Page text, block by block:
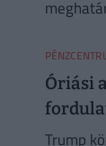
Óriási
Trump